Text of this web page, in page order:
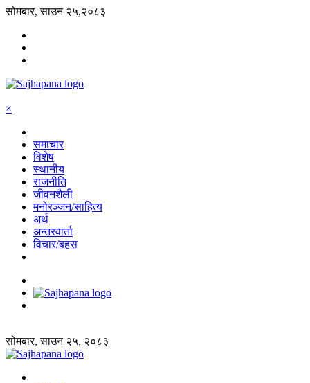
सोमबार, साउन २५,२०८३
×
समाचार
विशेष
स्थानीय
राजनीति
जीवनशैली
मनोरञ्जन/साहित्य
अर्थ
अन्तरवार्ता
विचार/बहस
सोमबार, साउन २५, २०८३